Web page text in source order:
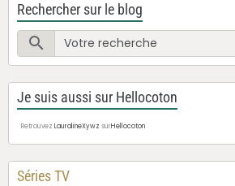
Rechercher sur le blog
Je suis aussi sur Hellocoton
Retrouvez LauralineXywz surHellocoton
Séries TV